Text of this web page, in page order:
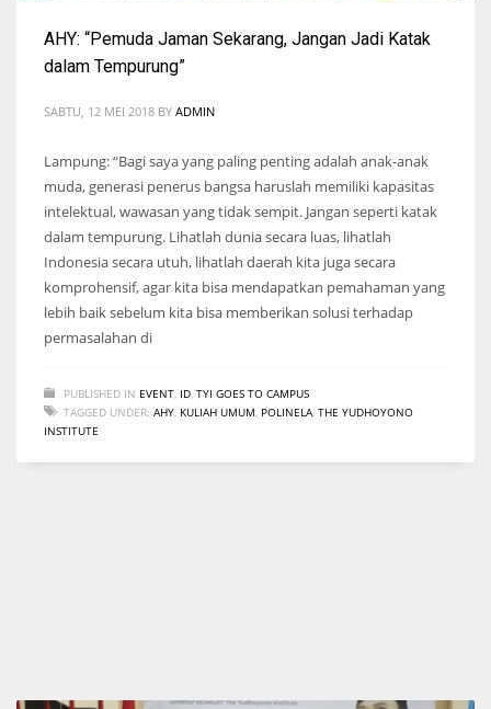
AHY: “Pemuda Jaman Sekarang, Jangan Jadi Katak
dalam Tempurung”
SABTU, 12 MEI 2018 BY ADMIN
Lampung: “Bagi saya yang paling penting adalah anak-anak
muda, generasi penerus bangsa haruslah memiliki kapasitas
intelektual, wawasan yang tidak sempit. Jangan seperti katak
dalam tempurung. Lihatlah dunia secara luas, lihatlah
Indonesia secara utuh, lihatlah daerah kita juga secara
komprohensif, agar kita bisa mendapatkan pemahaman yang
lebih baik sebelum kita bisa memberikan solusi terhadap
permasalahan di
PUBLISHED IN EVENT ID TYI GOES TO CAMPUS
TAGGED UNDER: AHY KULIAH UMUM POLINELA THE YUDHOYONO
INSTITUTE